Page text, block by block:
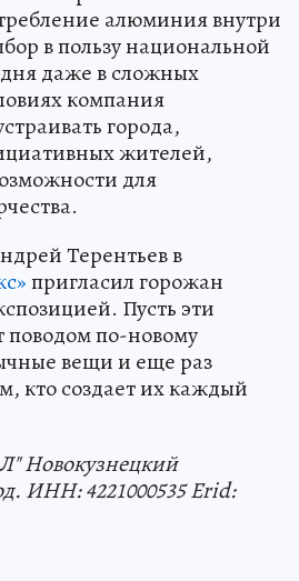
алюминия внутри
в пользу национальной
даже в сложных
компания
города,
жителей,
для
Терентьев в
пригласил горожан
Пусть эти
поводом по-новому
вещи и еще раз
кто создает их каждый
Новокузнецкий
ИНН: 4221000535 Erid: